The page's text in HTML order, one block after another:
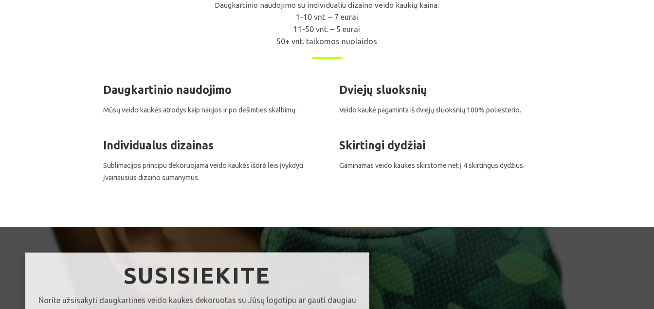
Daugkartinio naudojimo su individualiu dizaino veido kaukių kaina:
1-10 vnt. – 7 eurai
11-50 vnt. – 5 eurai
50+ vnt. taikomos nuolaidos
Daugkartinio naudojimo
Mūsų veido kaukės atrodys kaip naujos ir po dešimties skalbimų.
Individualus dizainas
Sublimacijos principu dekoruojama veido kaukės išorė leis įvykdyti
įvairiausius dizaino sumanymus.
Dviejų sluoksnių
Veido kaukė pagaminta iš dviejų sluoksnių 100% poliesterio.
Skirtingi dydžiai
Gaminamas veido kaukes skirstome net į 4 skirtingus dydžius.
SUSISIEKITE
Norite užsisakyti daugkartines veido kaukes dekoruotas su Jūsų logotipu ar gauti daugiau